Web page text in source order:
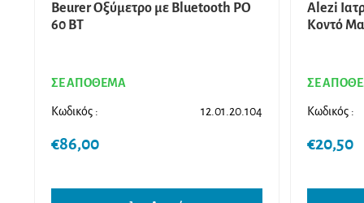
Beurer Οξύμετρο με Βluetooth PO
60 BT
ΣΕ ΑΠΟΘΕΜΑ
Κωδικός : 12.01.20.104
€86,00
Alezi
Κοντό
ΣΕ
Κωδικός :
€20,50